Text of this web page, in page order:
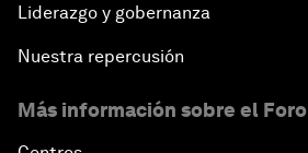
Liderazgo y gobernanza
Nuestra repercusión
Más información sobre el Foro